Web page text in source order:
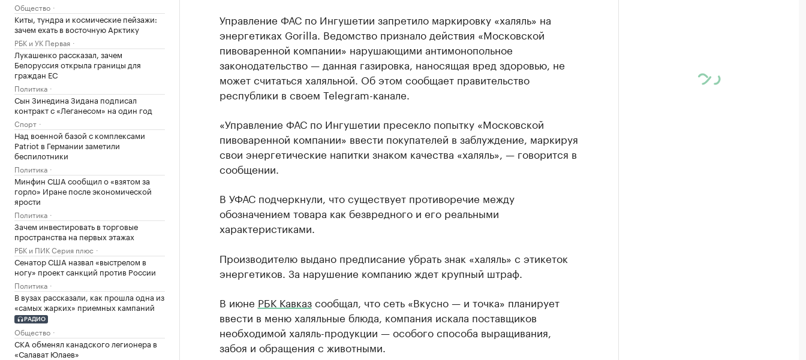
Общество
Киты, тундра и космические пейзажи:
зачем ехать в восточную Арктику
РБК и УК Первая
Лукашенко рассказал, зачем
Белоруссия открыла границы для
граждан ЕС
Политика
Сын Зинедина Зидана подписал
контракт с «Леганесом» на один год
Спорт
Над военной базой с комплексами
Patriot в Германии заметили
беспилотники
Политика
Минфин США сообщил о «взятом за
горло» Иране после экономической
ярости
Политика
Зачем инвестировать в торговые
пространства на первых этажах
РБК и ПИК Серия плюс
Сенатор США назвал «выстрелом в
ногу» проект санкций против России
Политика
В вузах рассказали, как прошла одна из
«самых жарких» приемных кампаний
РАДИО
Общество
СКА обменял канадского легионера в
«Салават Юлаев»
Управление ФАС по Ингушетии запретило маркировку «халяль» на
энергетиках Gorilla. Ведомство признало действия «Московской
пивоваренной компании» нарушающими антимонопольное
законодательство — данная газировка, наносящая вред здоровью, не
может считаться халяльной. Об этом сообщает правительство
республики в своем Telegram-канале.
«Управление ФАС по Ингушетии пресекло попытку «Московской
пивоваренной компании» ввести покупателей в заблуждение, маркируя
свои энергетические напитки знаком качества «халяль», — говорится в
сообщении.
В УФАС подчеркнули, что существует противоречие между
обозначением товара как безвредного и его реальными
характеристиками.
Производителю выдано предписание убрать знак «халяль» с этикеток
энергетиков. За нарушение компанию ждет крупный штраф.
В июне РБК Кавказсообщал, что сеть «Вкусно — и точка» планирует
ввести в меню халяльные блюда, компания искала поставщиков
необходимой халяль-продукции — особого способа выращивания,
забоя и обращения с животными.